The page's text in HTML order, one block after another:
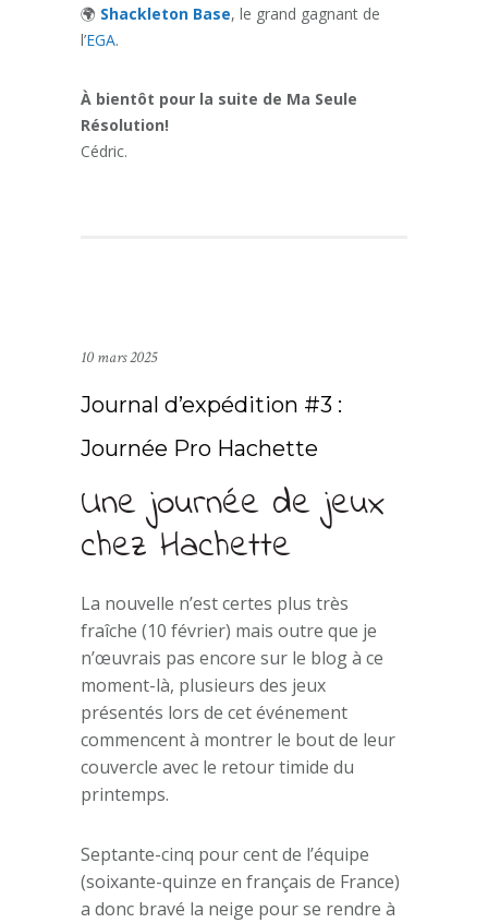
🌍 Shackleton Base, le grand gagnant de
l’EGA.
À bientôt pour la suite de Ma Seule
Résolution!
Cédric.
10 mars 2025
Journal d’expédition #3 :
Journée Pro Hachette
Une journée de jeux
chez Hachette
La nouvelle n’est certes plus très
fraîche (10 février) mais outre que je
n’œuvrais pas encore sur le blog à ce
moment-là, plusieurs des jeux
présentés lors de cet événement
commencent à montrer le bout de leur
couvercle avec le retour timide du
printemps.
Septante-cinq pour cent de l’équipe
(soixante-quinze en français de France)
a donc bravé la neige pour se rendre à